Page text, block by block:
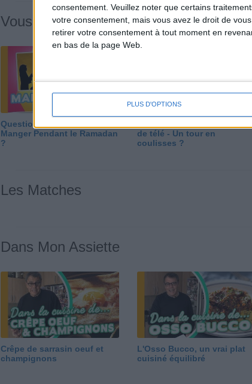
consentement. Veuillez noter que certains
votre consentement, mais vous avez le droit de
retirer votre consentement à tout moment en
en bas de la page Web.
PLUS D'OPTIONS
Vous m'avez demandé
Question/Réponse : Que
Manger Pendant le Ramadan
?
de télé - Un tour en
coulisses ?
Les Matches
Dans Mon Assiette
Crêpe de sarrasin oeuf et
champignons
L'Osso Bucco, un vrai plat
cuisiné équilibré